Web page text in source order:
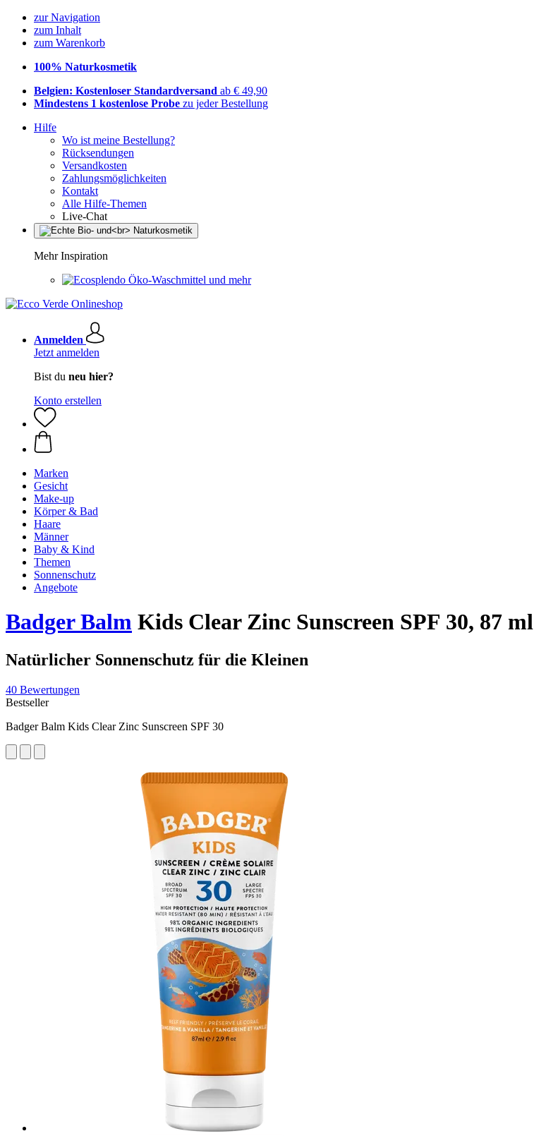
zur Navigation
zum Inhalt
zum Warenkorb
100% Naturkosmetik
Belgien: Kostenloser Standardversand ab € 49,90
Mindestens 1 kostenlose Probe zu jeder Bestellung
Hilfe
Wo ist meine Bestellung?
Rücksendungen
Versandkosten
Zahlungsmöglichkeiten
Kontakt
Alle Hilfe-Themen
Live-Chat
Mehr Inspiration
Öko-Waschmittel und mehr
Anmelden
Jetzt anmelden
Bist du neu hier?
Konto erstellen
Marken
Gesicht
Make-up
Körper & Bad
Haare
Männer
Baby & Kind
Themen
Sonnenschutz
Angebote
Badger Balm Kids Clear Zinc Sunscreen SPF 30, 87 ml
Natürlicher Sonnenschutz für die Kleinen
40 Bewertungen
Bestseller
Badger Balm Kids Clear Zinc Sunscreen SPF 30